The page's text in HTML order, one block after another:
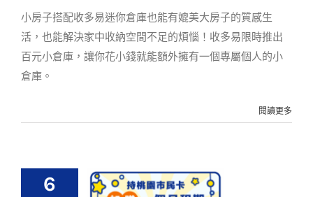
小房子搭配收多易迷你倉庫也能有媲美大房子的質感生
活，也能解決家中收納空間不足的煩惱！收多易限時推出
百元小倉庫，讓你花小錢就能額外擁有一個專屬個人的小
倉庫。
閱讀更多
6